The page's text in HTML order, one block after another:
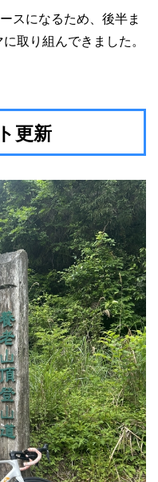
スになるため、後半ま
取り組んできました。
更新